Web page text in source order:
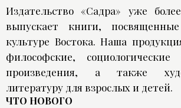
Издательство «Садра» уже
выпускает книги,
культуре Востока. Наша
философские,
произведения, а также
литературу для взрослых и детей.
ЧТО НОВОГО